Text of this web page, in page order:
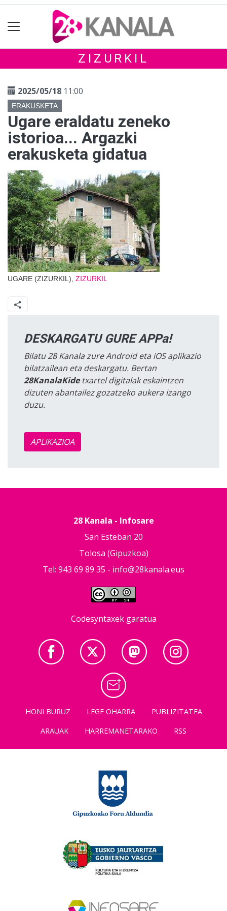
ZIZURKIL
2025/05/18 11:00
ERAKUSKETA
Ugare eraldatu zeneko
istorioa... Argazki
erakusketa gidatua
UGARE (ZIZURKIL), ZIZURKIL
DESKARGATU GURE APPa!
Bilatu 28 Kanala zure Android eta iOS aplikazio
bilatzailean eta deskargatu. Bertan
28KanalaKidetxartel digitalak eskaintzen
dizuten abantailez gozatzeko aukera izango
duzu.
APLIKAZIOA
28 Kanala - Infosare
San Esteban 20
Tolosa (Gipuzkoa)
Tel: 943 69 89 35 - info@28kanala.eus
Codesyntaxek garatua
HONI BURUZ LEGE OHARRA
PUBLIZITATEA
ARAUAK
HARREMANETARAKO RSS